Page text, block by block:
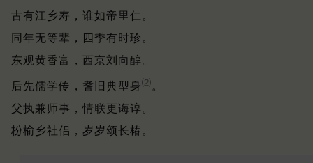
古有江乡寿，谁如帝里仁。
同年无等辈，四季有时珍。
东观黄香富，西京刘向醇。
后先儒学传，耆旧典型身⑵ 。
父执兼师事，情联更诲谆。
枌榆乡社侣，岁岁颂长椿。